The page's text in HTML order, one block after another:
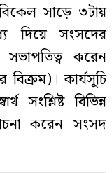
সাড়ে ৩টায়
দিয়ে সংসদের
করেন
কার্যসূচি
সংশ্লিষ্ট বিভিন্ন
করেন সংসদ